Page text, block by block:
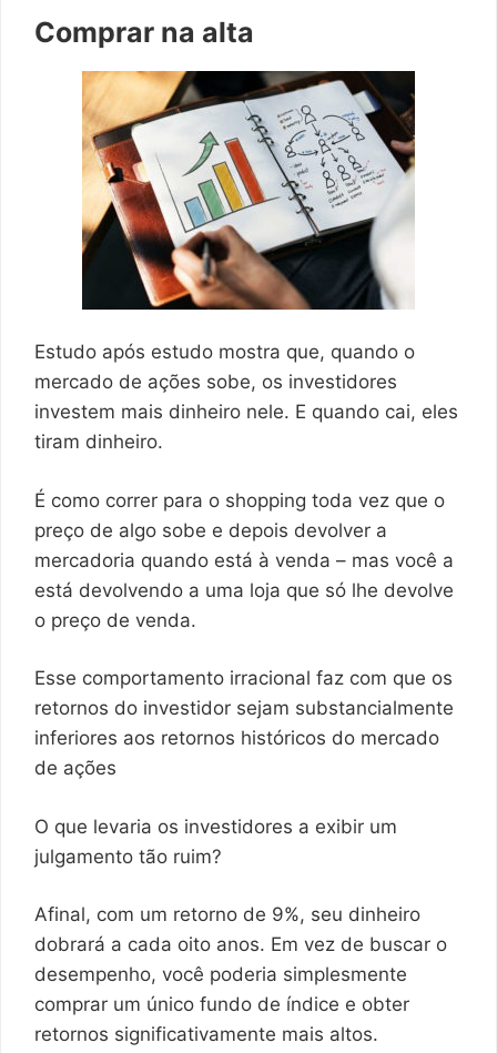
Comprar na alta
Estudo após estudo mostra que, quando o
mercado de ações sobe, os investidores
investem mais dinheiro nele. E quando cai, eles
tiram dinheiro.
É como correr para o shopping toda vez que o
preço de algo sobe e depois devolver a
mercadoria quando está à venda – mas você a
está devolvendo a uma loja que só lhe devolve
o preço de venda.
Esse comportamento irracional faz com que os
retornos do investidor sejam substancialmente
inferiores aos retornos históricos do mercado
de ações
O que levaria os investidores a exibir um
julgamento tão ruim?
Afinal, com um retorno de 9%, seu dinheiro
dobrará a cada oito anos. Em vez de buscar o
desempenho, você poderia simplesmente
comprar um único fundo de índice e obter
retornos significativamente mais altos.